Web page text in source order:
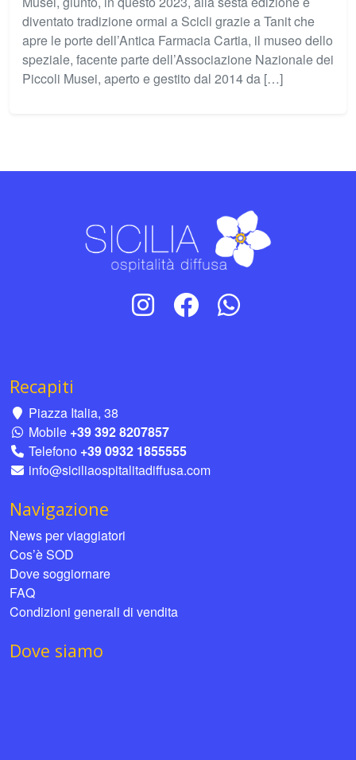
diventato tradizione ormai a Scicli grazie a Tanit che
apre le porte dell’Antica Farmacia Cartia, il museo dello
speziale, facente parte dell’Associazione Nazionale dei
Piccoli Musei, aperto e gestito dal 2014 da […]
Recapiti
Piazza Italia, 38
Mobile +39 392 8207857
Telefono +39 0932 1855555
info@siciliaospitalitadiffusa.com
Navigazione
News per viaggiatori
Cos’è SOD
Dove soggiornare
FAQ
Condizioni generali di vendita
Dove siamo